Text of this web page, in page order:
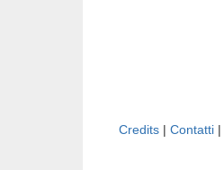
Credits | Contatti |